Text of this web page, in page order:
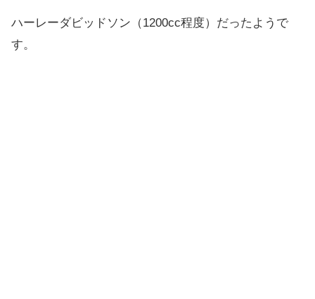
ハーレーダビッドソン（1200cc程度）だったようで
す。